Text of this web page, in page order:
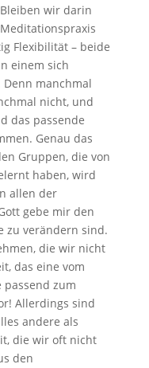
wir darin
Flexibilität – beide
einem sich
manchmal
nicht, und
das passende
Genau das
Gruppen, die von
haben, wird
allen der
gebe mir den
zu verändern sind.
die wir nicht
das eine vom
passend zum
Allerdings sind
andere als
die wir oft nicht
den